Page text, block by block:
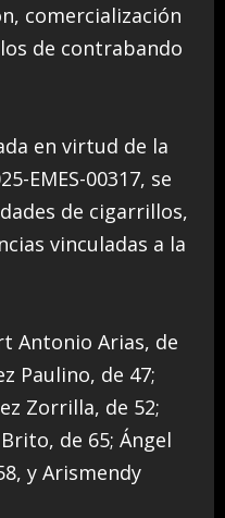
comercialización
de contrabando
en virtud de la
EMES-00317, se
de cigarrillos,
vinculadas a la
Antonio Arias, de
Paulino, de 47;
Zorrilla, de 52;
de 65; Ángel
y Arismendy